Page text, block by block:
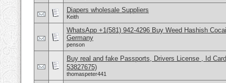
Diapers wholesale Suppliers
Keith
WhatsApp +1(581) 942-4296 Buy Weed Hashish
Germany
penson
Buy real and fake Passports, Drivers License , Id
53827675)
thomaspeter441